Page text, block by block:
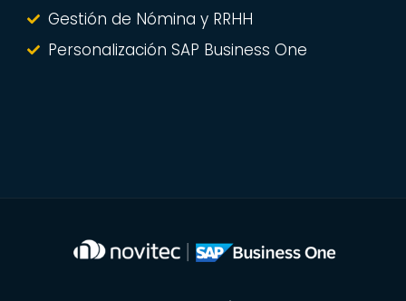
Gestión de Nómina y RRHH
Personalización SAP Business One